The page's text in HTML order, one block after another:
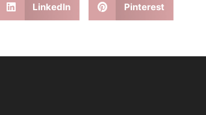
LinkedIn Pinterest